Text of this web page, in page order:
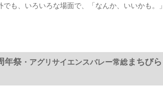
でも、いろいろな場面で、「なんか、いいかも。
年祭 ・アグリサイエンスバレー常総まちび